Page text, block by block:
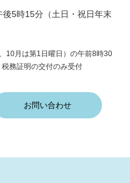
5時15分（土日・祝日年末
10月は第1日曜日）の午前8時30
税務証明の交付のみ受付
お問い合わせ